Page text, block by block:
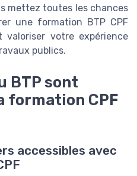
mettez toutes les chances
une formation BTP CPF
votre expérience
publics.
BTP sont
formation CPF
accessibles avec